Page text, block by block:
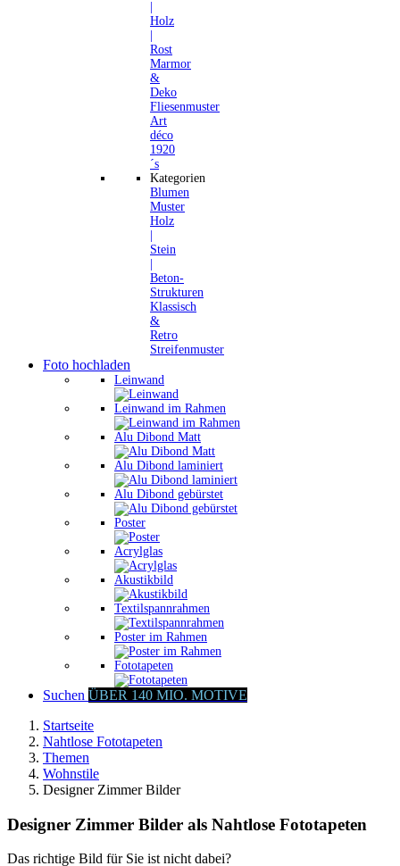
Holz
Rost
Marmor
&
Deko
Fliesenmuster
Art
déco
1920
´s
Kategorien
Blumen
Muster
Holz
Stein
Beton-
Strukturen
Klassisch
&
Retro
Streifenmuster
Foto hochladen
Leinwand
Leinwand im Rahmen
Alu Dibond Matt
Alu Dibond laminiert
Alu Dibond gebürstet
Poster
Acrylglas
Akustikbild
Textilspannrahmen
Poster im Rahmen
Fototapeten
Suchen ÜBER 140 MIO. MOTIVE
Startseite
Nahtlose Fototapeten
Themen
Wohnstile
Designer Zimmer Bilder
Designer Zimmer Bilder als Nahtlose Fototapeten
Das richtige Bild für Sie ist nicht dabei?